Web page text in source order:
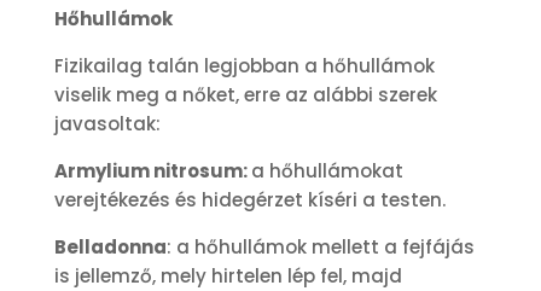
Hőhullámok
Fizikailag talán legjobban a hőhullámok
viselik meg a nőket, erre az alábbi szerek
javasoltak:
Armylium nitrosum:a hőhullámokat
verejtékezés és hidegérzet kíséri a testen.
Belladonna: a hőhullámok mellett a fejfájás
is jellemző, mely hirtelen lép fel, majd